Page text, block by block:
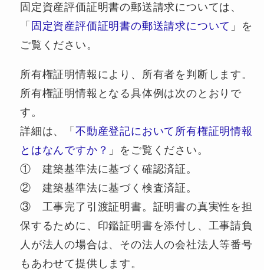
固定資産評価証明書の郵送請求については、
「 固定資産評価証明書の郵送請求について 」を
ご覧ください。
所有権証明情報により、所有者を判断します。
所有権証明情報となる具体例は次のとおりで
す。
詳細は、「 不動産登記において所有権証明情報
とはなんですか？ 」をご覧ください。
① 建築基準法に基づく確認済証。
② 建築基準法に基づく検査済証。
③ 工事完了引渡証明書。証明書の真実性を担
保するために、印鑑証明書を添付し、工事請負
人が法人の場合は、その法人の会社法人等番号
もあわせて提供します。